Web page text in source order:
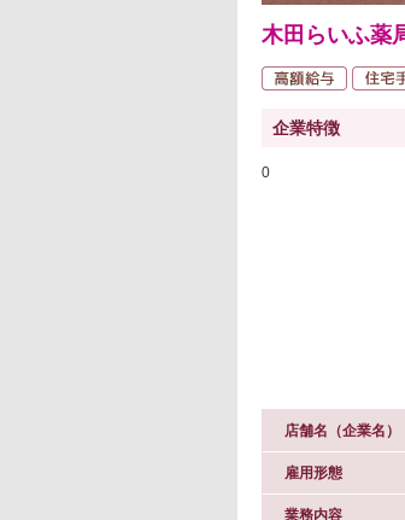
木田らいふ薬
企業特徴
0
店舗名（企業名）
雇用形態
業務内容